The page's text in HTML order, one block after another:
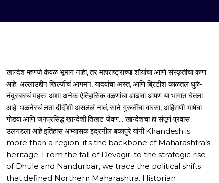
खान्देश म्हणजे केवळ भूभाग नाही, तर महाराष्ट्राच्या शौर्याचा आणि संस्कृतीचा कणा
आहे. अल्लाउद्दीन खिल्जीचं आगमन, यादवांचा अस्त, आणि ब्रिटीश काळतलं धुळे-
नंदुरबारचं महत्त्व अशा अनेक ऐतिहासिक वळणांचा आढावा आपण या भागात घेतला
आहे. थळनेरचं लता दीदींशी असलेलं नातं, साने गुरुजींचा वारसा, अहिराणी भाषेचा
गोडवा आणि जगप्रसिद्ध खान्देशी तिखट जेवण... खान्देशचा हा संपूर्ण प्रवास
उलगडला आहे इतिहास अभ्यासक इंद्रनील बंकापुरे यांनी.Khandesh is
more than a region; it’s the backbone of Maharashtra’s
heritage. From the fall of Devagiri to the strategic rise
of Dhule and Nandurbar, we trace the political shifts
that defined Northern Maharashtra. Historian